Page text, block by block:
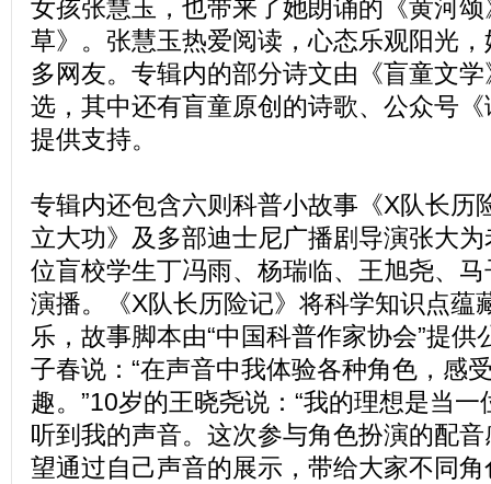
女孩张慧玉，也带来了她朗诵的《黄河
草》。张慧玉热爱阅读，心态乐观阳光
多网友。专辑内的部分诗文由《盲童文
选，其中还有盲童原创的诗歌、公众号
提供支持。
专辑内还包含六则科普小故事《X队长历
立大功》及多部迪士尼广播剧导演张大
位盲校学生丁冯雨、杨瑞临、王旭尧、
演播。《X队长历险记》将科学知识点蕴
乐，故事脚本由“中国科普作家协会”提
子春说：“在声音中我体验各种角色，感
趣。”10岁的王晓尧说：“我的理想是当
听到我的声音。这次参与角色扮演的配
望通过自己声音的展示，带给大家不同角